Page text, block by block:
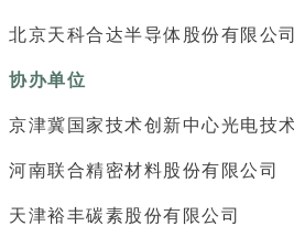
北京天科合达半导体股份有限公司
协办单位
京津冀国家技术创新中心光电技
河南联合精密材料股份有限公司
天津裕丰碳素股份有限公司